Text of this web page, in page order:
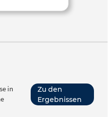
in
Zu den
Ergebnissen